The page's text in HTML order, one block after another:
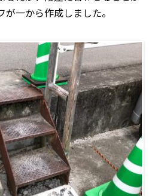
一から作成しました。